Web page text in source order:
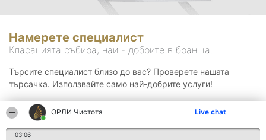
ОРЛИ Чистота Live chat
03:06
Намерете специалист
Класацията събира, най - добрите в бранша.
Търсите специалист близо до вас? Проверете нашата
търсачка. Използвайте само най-добрите услуги!